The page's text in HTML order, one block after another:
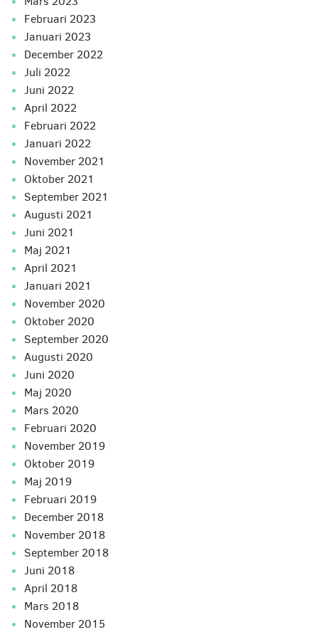
februari 2023
januari 2023
december 2022
juli 2022
juni 2022
april 2022
februari 2022
januari 2022
november 2021
oktober 2021
september 2021
augusti 2021
juni 2021
maj 2021
april 2021
januari 2021
november 2020
oktober 2020
september 2020
augusti 2020
juni 2020
maj 2020
mars 2020
februari 2020
november 2019
oktober 2019
maj 2019
februari 2019
december 2018
november 2018
september 2018
juni 2018
april 2018
mars 2018
november 2015